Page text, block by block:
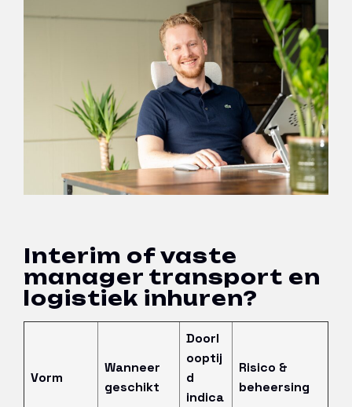
Interim of vaste
manager transport en
logistiek inhuren?
Vorm
Wanneer
geschikt
Doorl
ooptij
d
indica
Risico &
beheersing